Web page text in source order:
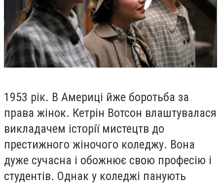
1953 рік. В Америці йже боротьба за
права жінок. Кетрін Вотсон влаштувалася
викладачем історії мистецтв до
престижного жіночого коледжу. Вона
дуже сучасна і обожнює свою професію і
студентів. Однак у коледжі панують